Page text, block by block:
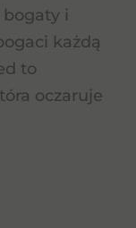
bogaty i
każdą
to
oczaruje